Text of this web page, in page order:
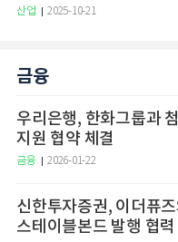
산업 2025-10-21
금융
우리은행, 한화그룹과
지원 협약 체결
금융 2026-01-22
신한투자증권, 이더퓨
스테이블본드 발행 협